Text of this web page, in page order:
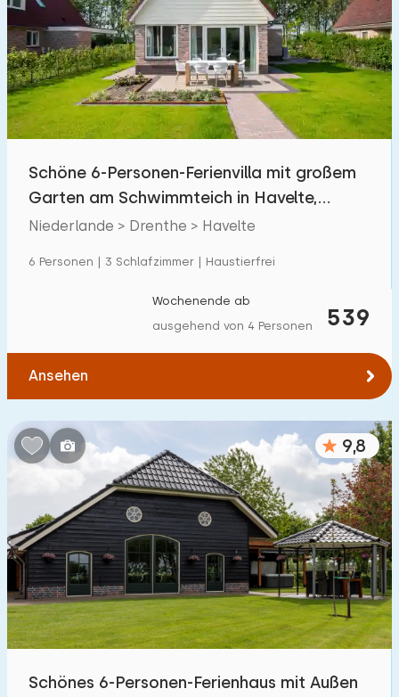
Schwimmbad 31
Eingezäunter Garten 37
Haustierfrei 68
Fahrradschuppen 61
Budget
€ 0 — € 1000+
Mindestanzahl
1 2 5
Badezimmer:
1 2 3 4
Entfernungen
Zum Meer(max. km):
1 2 5 10 20
Schöne 6-Personen-Ferienvilla mit großem
Garten am Schwimmteich in Havelte,
Drenthe
Niederlande > Drenthe > Havelte
6 Personen | 3 Schlafzimmer | Haustierfrei
539
Wochenende ab
ausgehend von 4 Personen
Ansehen
9,8
Schönes 6-Personen-Ferienhaus mit Außen